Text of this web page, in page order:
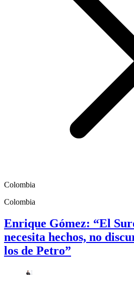
Colombia
Colombia
Enrique Gómez: “El
necesita hechos, no
los de Petro”